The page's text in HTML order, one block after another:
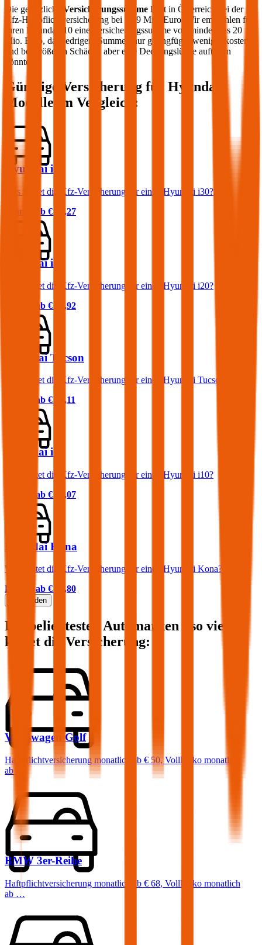
Die gesetzliche Versicherungssumme liegt in Österreich bei der
Kfz-Haftpflichtversicherung bei 7,79 Mio. Euro. Wir empfehlen für
Ihren Hyundai i10 eine Versicherungssumme von mindestens 20
Mio. Euro, da niedrigere Summen nur geringfügig weniger kosten
und bei größeren Schäden aber eine Deckungslücke auftreten
könnte.
Günstige Versicherung für Hyundai
Modelle im Vergleich:
Hyundai i30
Was kostet die Kfz-Versicherung für einen Hyundai i30?
Prämie ab € 45,27
Hyundai i20
Was kostet die Kfz-Versicherung für einen Hyundai i20?
Prämie ab € 34,92
Hyundai Tucson
Was kostet die Kfz-Versicherung für einen Hyundai Tucson?
Prämie ab € 61,11
Hyundai i10
Was kostet die Kfz-Versicherung für einen Hyundai i10?
Prämie ab € 31,07
Hyundai Kona
Was kostet die Kfz-Versicherung für einen Hyundai Kona?
Prämie ab € 24,80
Mehr laden
Die beliebtesten Automarken - so viel
kostet die Versicherung:
Volkswagen Golf
Haftpflichtversicherung monatlich ab € 50, Vollkasko monatlich
ab …
BMW 3er-Reihe
Haftpflichtversicherung monatlich ab € 68, Vollkasko monatlich
ab …